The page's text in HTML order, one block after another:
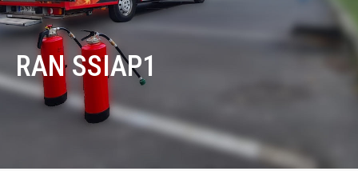
RAN SSIAP1